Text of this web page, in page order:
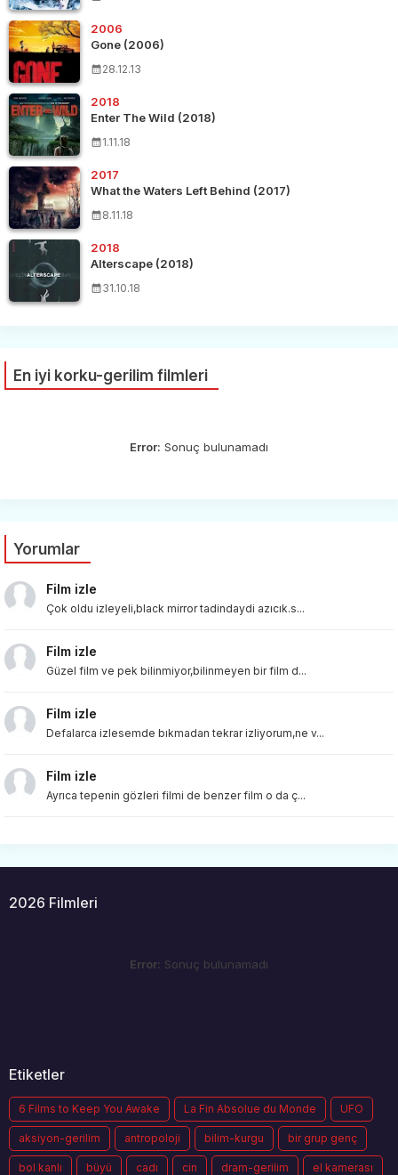
2006
Gone (2006)
28.12.13
2018
Enter The Wild (2018)
1.11.18
2017
What the Waters Left Behind (2017)
8.11.18
2018
Alterscape (2018)
31.10.18
En iyi korku-gerilim filmleri
Error: Sonuç bulunamadı
Yorumlar
Film izle
Çok oldu izleyeli,black mirror tadindaydi azıcık.s...
Film izle
Güzel film ve pek bilinmiyor,bilinmeyen bir film d...
Film izle
Defalarca izlesemde bıkmadan tekrar izliyorum,ne v...
Film izle
Ayrıca tepenin gözleri filmi de benzer film o da ç...
2026 Filmleri
Error: Sonuç bulunamadı
Etiketler
6 Films to Keep You Awake La Fin Absolue du Monde UFO
aksiyon-gerilim antropoloji bilim-kurgu bir grup genç
bol kanlı büyü cadı cin dram-gerilim el kamerası